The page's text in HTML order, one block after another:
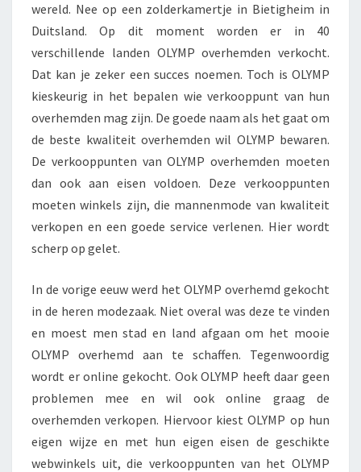
wereld. Nee op een zolderkamertje in Bietigheim in
Duitsland. Op dit moment worden er in 40
verschillende landen OLYMP overhemden verkocht.
Dat kan je zeker een succes noemen. Toch is OLYMP
kieskeurig in het bepalen wie verkooppunt van hun
overhemden mag zijn. De goede naam als het gaat om
de beste kwaliteit overhemden wil OLYMP bewaren.
De verkooppunten van OLYMP overhemden moeten
dan ook aan eisen voldoen. Deze verkooppunten
moeten winkels zijn, die mannenmode van kwaliteit
verkopen en een goede service verlenen. Hier wordt
scherp op gelet.
In de vorige eeuw werd het OLYMP overhemd gekocht
in de heren modezaak. Niet overal was deze te vinden
en moest men stad en land afgaan om het mooie
OLYMP overhemd aan te schaffen. Tegenwoordig
wordt er online gekocht. Ook OLYMP heeft daar geen
problemen mee en wil ook online graag de
overhemden verkopen. Hiervoor kiest OLYMP op hun
eigen wijze en met hun eigen eisen de geschikte
webwinkels uit, die verkooppunten van het OLYMP